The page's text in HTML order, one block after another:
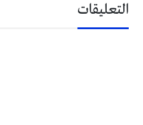
التعليقات